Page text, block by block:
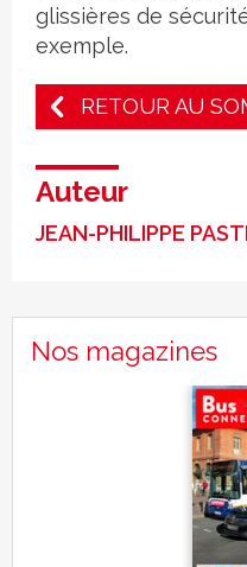
glissières de
exemple.
RETOUR AU
Auteur
JEAN-PHILIPPE
Nos magazines